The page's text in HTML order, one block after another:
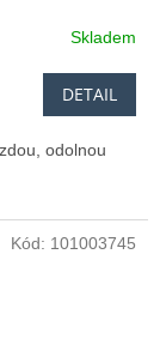
Skladem
DETAIL
odolnou
Kód: 101003745